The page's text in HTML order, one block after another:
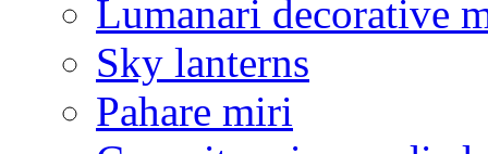
Lumanari decorative
Sky lanterns
Pahare miri